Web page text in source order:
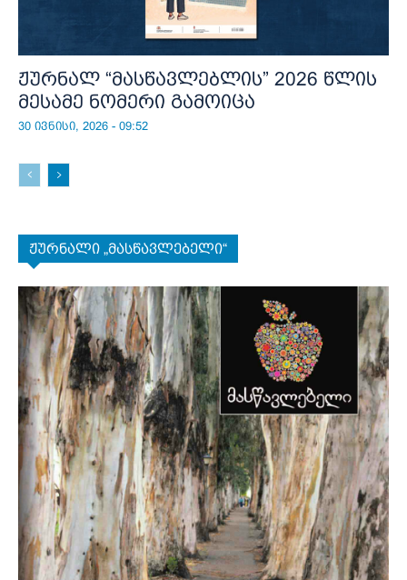
ჟურნალ “მასწავლებლის” 2026 წლის
მესამე ნომერი გამოიცა
30 ივნისი, 2026 - 09:52
ჟურნალი „მასწავლებელი“